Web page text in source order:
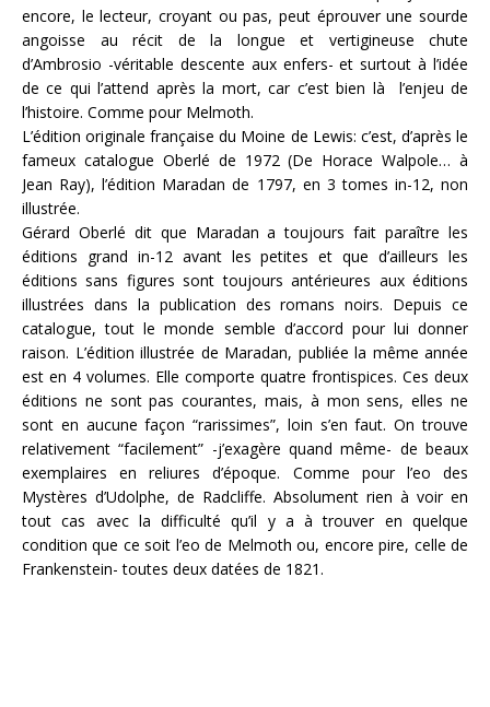
encore, le lecteur, croyant ou pas, peut éprouver une sourde
angoisse au récit de la longue et vertigineuse chute
d’Ambrosio -véritable descente aux enfers- et surtout à l’idée
de ce qui l’attend après la mort, car c’est bien là l’enjeu de
l’histoire. Comme pour Melmoth.
L’édition originale française du Moine de Lewis: c’est, d’après le
fameux catalogue Oberlé de 1972 (De Horace Walpole… à
Jean Ray), l’édition Maradan de 1797, en 3 tomes in-12, non
illustrée.
Gérard Oberlé dit que Maradan a toujours fait paraître les
éditions grand in-12 avant les petites et que d’ailleurs les
éditions sans figures sont toujours antérieures aux éditions
illustrées dans la publication des romans noirs. Depuis ce
catalogue, tout le monde semble d’accord pour lui donner
raison. L’édition illustrée de Maradan, publiée la même année
est en 4 volumes. Elle comporte quatre frontispices. Ces deux
éditions ne sont pas courantes, mais, à mon sens, elles ne
sont en aucune façon “rarissimes”, loin s’en faut. On trouve
relativement “facilement” -j’exagère quand même- de beaux
exemplaires en reliures d’époque. Comme pour l’eo des
Mystères d’Udolphe, de Radcliffe. Absolument rien à voir en
tout cas avec la difficulté qu’il y a à trouver en quelque
condition que ce soit l’eo de Melmoth ou, encore pire, celle de
Frankenstein- toutes deux datées de 1821.